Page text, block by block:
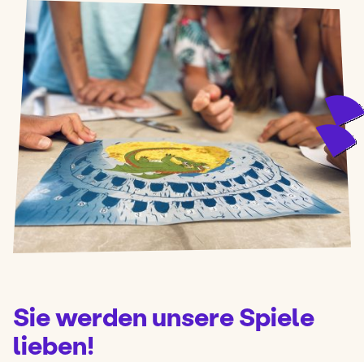
Sie werden unsere Spiele
lieben!